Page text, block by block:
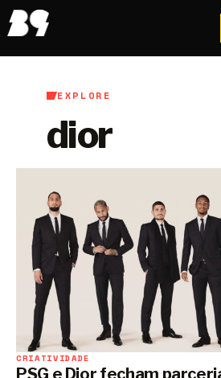
EXPLORE
dior
CRIATIVIDADE